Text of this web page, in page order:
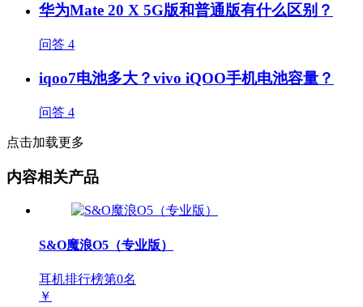
华为Mate 20 X 5G版和普通版有什么区别？
问答 4
iqoo7电池多大？vivo iQOO手机电池容量？
问答 4
点击加载更多
内容相关产品
S&O魔浪O5（专业版）
耳机排行榜第0名
￥